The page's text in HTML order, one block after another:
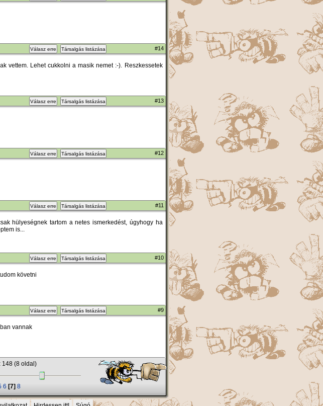
Válasz erre Társalgás listázása #14
vettem. Lehet cukkolni a masik nemet :-). Reszkessetek
Válasz erre Társalgás listázása #13
Válasz erre Társalgás listázása #12
Válasz erre Társalgás listázása #11
hülyeségnek tartom a netes ismerkedést, úgyhogy ha
is...
Válasz erre Társalgás listázása #10
követni
Válasz erre Társalgás listázása #9
vannak
148 (8 oldal)
6 [7] 8